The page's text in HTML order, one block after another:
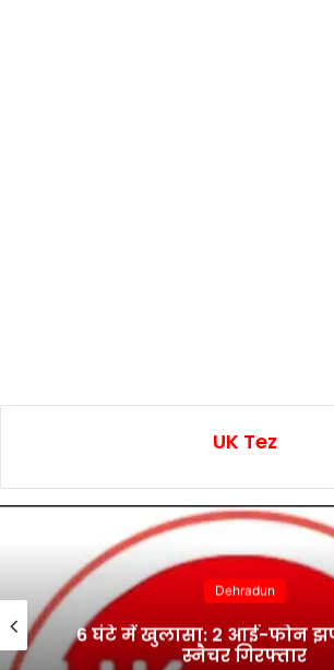
UK Tez
Dehradun
6 घंटे में खुलासा: 2 आई-फोन
स्नैचर गिरफ्तार